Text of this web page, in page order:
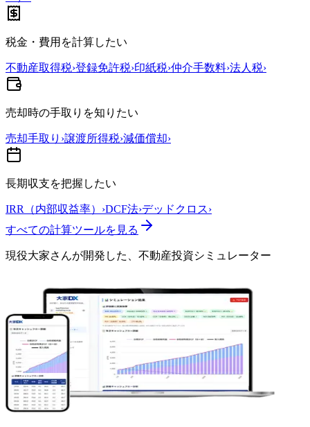
税金・費用を計算したい
不動産取得税›登録免許税›印紙税›仲介手数料›法人税›
売却時の手取りを知りたい
売却手取り ›譲渡所得税›減価償却›
長期収支を把握したい
IRR（内部収益率） ›DCF法›デッドクロス›
すべての計算ツールを見る
現役大家さんが開発した、 不動産投資シミュレーター